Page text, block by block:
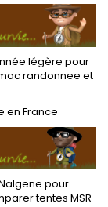
légère pour
randonnee et
en France
pour
tentes MSR